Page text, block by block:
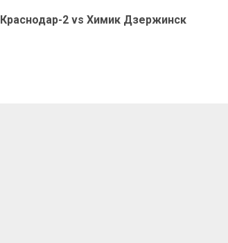
Краснодар-2 vs Химик Дзержинск